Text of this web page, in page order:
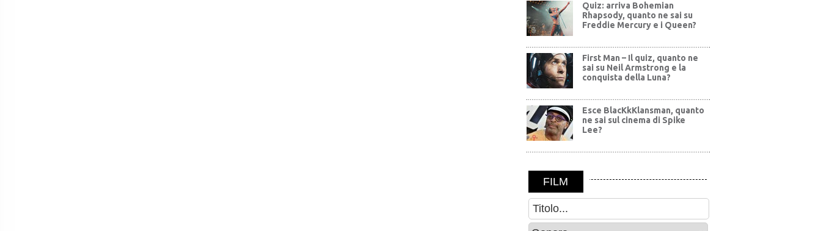
Quiz: arriva Bohemian
Rhapsody, quanto ne sai su
Freddie Mercury e i Queen?
First Man – Il quiz, quanto ne
sai su Neil Armstrong e la
conquista della Luna?
Esce BlacKkKlansman, quanto
ne sai sul cinema di Spike
Lee?